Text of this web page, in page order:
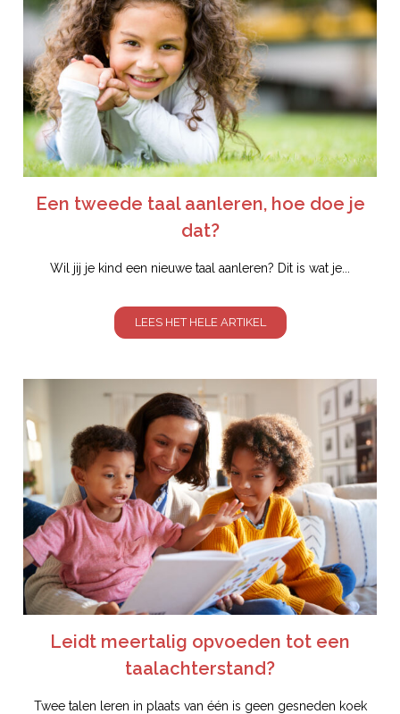
Een tweede taal aanleren, hoe doe je
dat?
Wil jij je kind een nieuwe taal aanleren? Dit is wat je...
LEES HET HELE ARTIKEL
Leidt meertalig opvoeden tot een
taalachterstand?
Twee talen leren in plaats van één is geen gesneden koek